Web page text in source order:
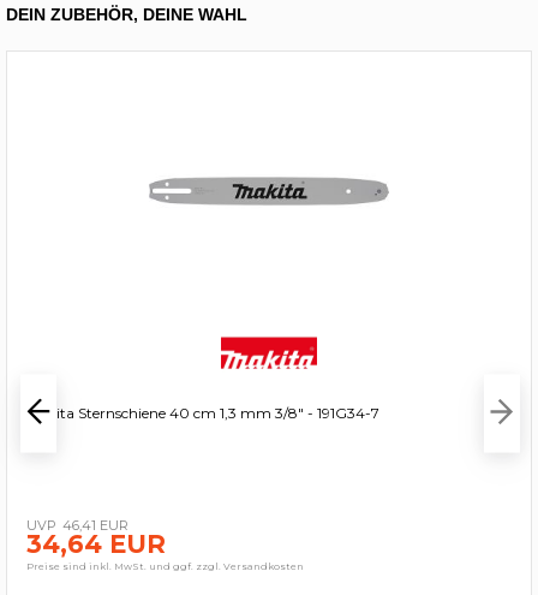
DEIN ZUBEHÖR, DEINE WAHL
Makita Sternschiene 40 cm 1,3 mm 3/8" - 191G34-7
46,41 EUR
34,64 EUR
Preise sind inkl. MwSt. und ggf. zzgl. Versandkosten